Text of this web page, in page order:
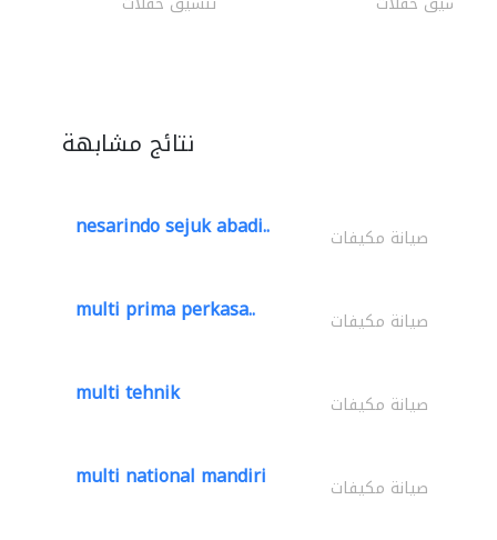
نتائج مشابهة
nesarindo sejuk abadi.. صيانة مكيفات
multi prima perkasa.. صيانة مكيفات
multi tehnik صيانة مكيفات
multi national mandiri صيانة مكيفات